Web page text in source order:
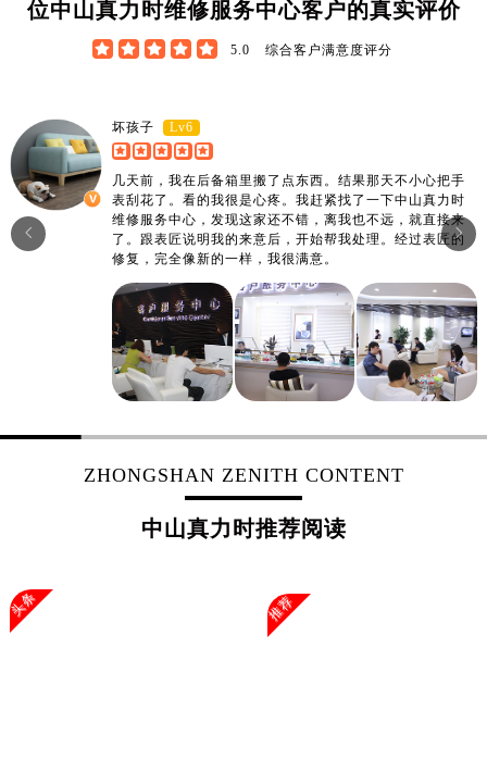
位中山真力时维修服务中心客户的真实评价
     5.0 综合客户满意度评分
坏孩子 Lv6
几天前，我在后备箱里搬了点东西。结果那天不小心把手
表刮花了。看的我很是心疼。我赶紧找了一下中山真力时
维修服务中心，发现这家还不错，离我也不远，就直接来
了。跟表匠说明我的来意后，开始帮我处理。经过表匠的
修复，完全像新的一样，我很满意。


ZHONGSHAN ZENITH CONTENT
中山真力时推荐阅读
头条 推荐